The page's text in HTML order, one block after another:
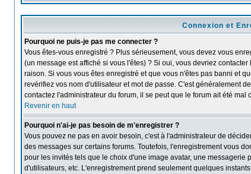
Connexion et
Pourquoi ne puis-je pas me connecter ?
Vous êtes-vous enregistré ? Plus sérieusement, vous devez vous
(un message est affiché si vous l'êtes) ? Si oui, vous devriez
raison. Si vous vous êtes enregistré et que vous n'êtes pas banni et
revérifiez vos nom d'utilisateur et mot de passe. C'est généralement
contactez l'administrateur du forum, il se peut que le forum ait été mal
Revenir en haut
Pourquoi n'ai-je pas besoin de m'enregistrer ?
Vous pouvez ne pas en avoir besoin, c'est à l'administrateur de
des messages sur certains forums. Toutefois, l'enregistrement vous
pour les invités tels que le choix d'une image avatar, une
d'utilisateurs, etc. L'enregistrement prend seulement quelques